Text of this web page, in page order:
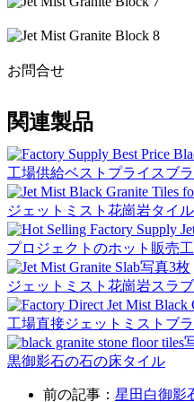
お問合せ
関連製品
工場供給ベストプライスブ
ジェットミスト花崗岩タイ
プロジェクトのホット販売
写真3枚
ジェットミスト花崗岩スラブ
工場直接ジェットミストブ
黒御影石の石の床タイル
前の記事： 星田白御影